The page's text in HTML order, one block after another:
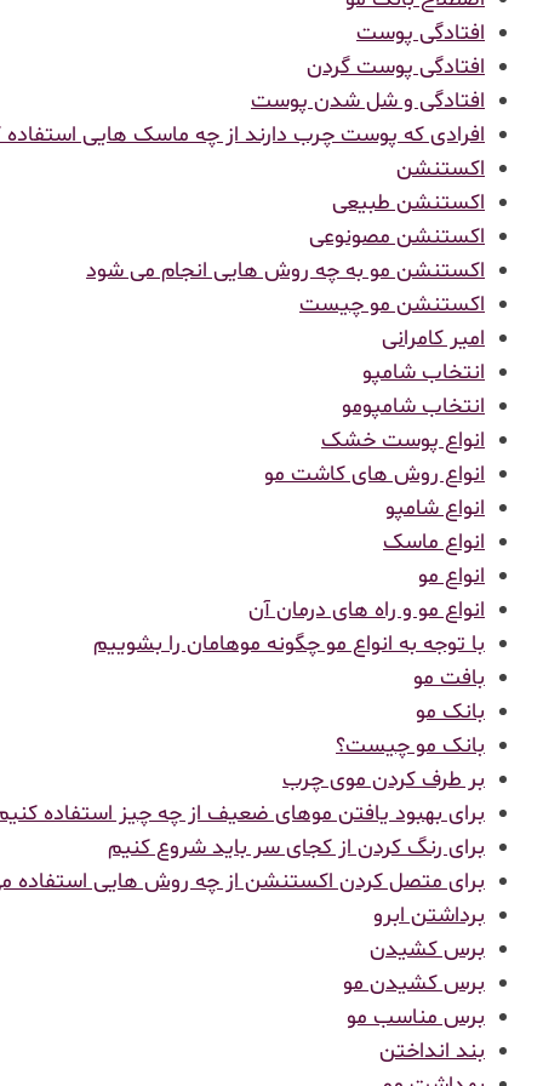
افتادگی پوست
افتادگی پوست گردن
افتادگی و شل شدن پوست
افرادی که پوست چرب دارند از چه ماسک هایی استفاده
اکستنشن
اکستنشن طبیعی
اکستنشن مصونوعی
اکستنشن مو به چه روش هایی انجام می شود
اکستنشن مو چیست
امیر کامرانی
انتخاب شامپو
انتخاب شامپومو
انواع پوست خشک
انواع روش های کاشت مو
انواع شامپو
انواع ماسک
انواع مو
انواع مو و راه های درمان آن
با توجه به انواع مو چگونه موهامان را بشوییم
بافت مو
بانک مو
بانک مو چیست؟
بر طرف کردن موی چرب
برای بهبود یافتن موهای ضعیف از چه چیز استفاده
برای رنگ کردن از کجای سر باید شروع کنیم
برای متصل کردن اکستنشن از چه روش هایی استفاده
برداشتن ابرو
برس کشیدن
برس کشیدن مو
برس مناسب مو
بند انداختن